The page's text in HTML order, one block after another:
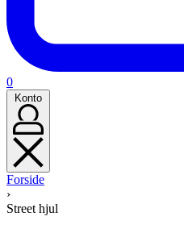
0Kurv
(0)
Konto
Konto
Forside
›
Street hjul